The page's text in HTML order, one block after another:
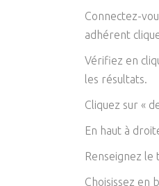
Connectez-
adhérent
Vérifiez en
les résultats.
Cliquez sur «
En haut à
Renseignez
Choisissez en